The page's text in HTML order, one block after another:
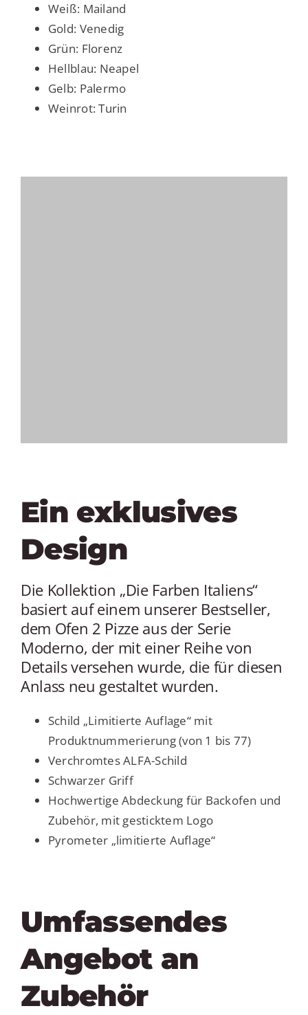
Weiß: Mailand
Gold: Venedig
Grün: Florenz
Hellblau: Neapel
Gelb: Palermo
Weinrot: Turin
Ein exklusives
Design
Die Kollektion „Die Farben Italiens“
basiert auf einem unserer Bestseller,
dem Ofen 2 Pizze aus der Serie
Moderno, der mit einer Reihe von
Details versehen wurde, die für diesen
Anlass neu gestaltet wurden.
Schild „Limitierte Auflage“ mit
Produktnummerierung (von 1 bis 77)
Verchromtes ALFA-Schild
Schwarzer Griff
Hochwertige Abdeckung für Backofen und
Zubehör, mit gesticktem Logo
Pyrometer „limitierte Auflage“
Umfassendes
Angebot an
Zubehör